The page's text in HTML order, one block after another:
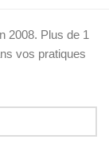
2008. Plus de 1
vos pratiques